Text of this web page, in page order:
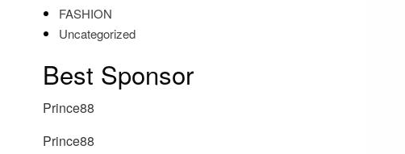
FASHION
Uncategorized
Best Sponsor
Prince88
Prince88